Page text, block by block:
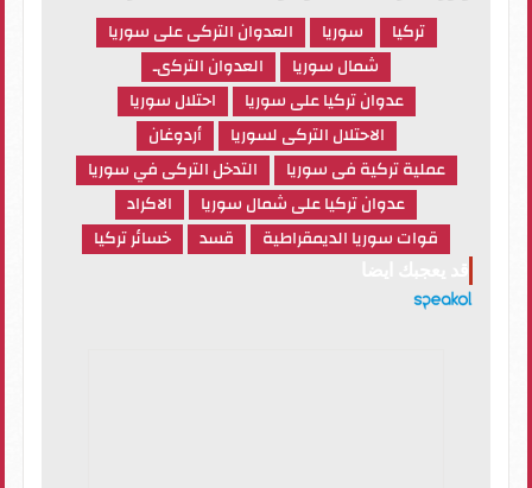
تركيا سوريا
العدوان التركى على سوريا
شمال سوريا
العدوان التركىـ
عدوان تركيا على سوريا
احتلال سوريا
الاحتلال التركى لسوريا
أردوغان
عملية تركية فى سوريا
التدخل التركى في سوريا
عدوان تركيا على شمال سوريا
الاكراد
قوات سوريا الديمقراطية
قسد خسائر تركيا